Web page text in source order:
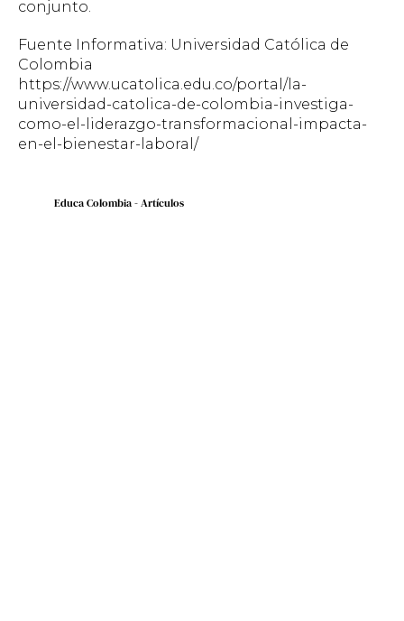
conjunto.
Fuente Informativa: Universidad Católica de
Colombia
https://www.ucatolica.edu.co/portal/la-
universidad-catolica-de-colombia-investiga-
como-el-liderazgo-transformacional-impacta-
en-el-bienestar-laboral/
Educa Colombia - Artículos